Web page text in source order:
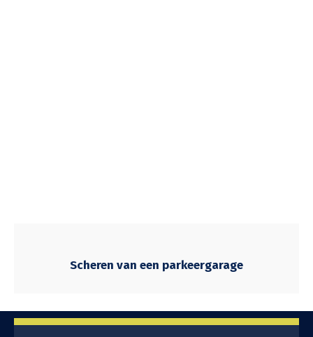
Scheren van een parkeergarage